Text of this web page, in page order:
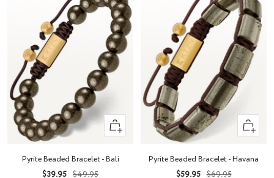
+
Añadir
Pyrite Beaded Bracelet - Bali
Precio
$39.95 Precio
$49.95
+
Añadir
Pyrite Beaded Bracelet - Havana
Precio
$59.95 Precio
$69.95